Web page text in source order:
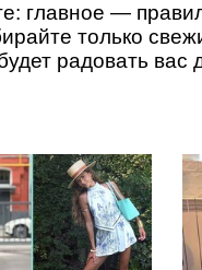
главное —
только
радовать вас